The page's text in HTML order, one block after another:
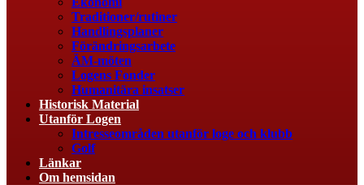
Traditioner/rutiner
Handlingsplaner
Förändringsarbete
ÄM-möten
Logens Fonder
Humanitära insatser
Historisk Material
Utanför Logen
Intresseområden utanför loge och klubb
Golf
Länkar
Om hemsidan